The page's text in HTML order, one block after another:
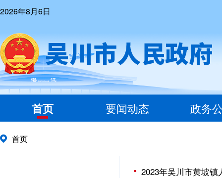
2026年8月6日
首页 要闻动态 政务
首页
2023年吴川市黄坡